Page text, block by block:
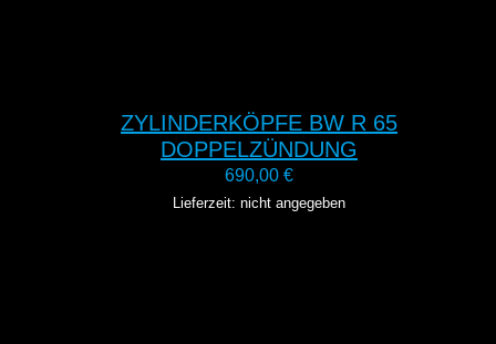
ZYLINDERKÖPFE BW R 65
DOPPELZÜNDUNG
690,00 €
Lieferzeit: nicht angegeben